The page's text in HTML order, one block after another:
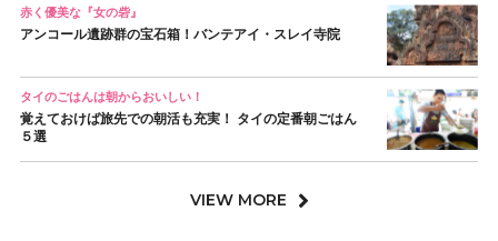
赤く優美な『女の砦』
アンコール遺跡群の宝石箱！バンテアイ・スレイ寺院
タイのごはんは朝からおいしい！
覚えておけば旅先での朝活も充実！ タイの定番朝ごはん
５選
VIEW MORE